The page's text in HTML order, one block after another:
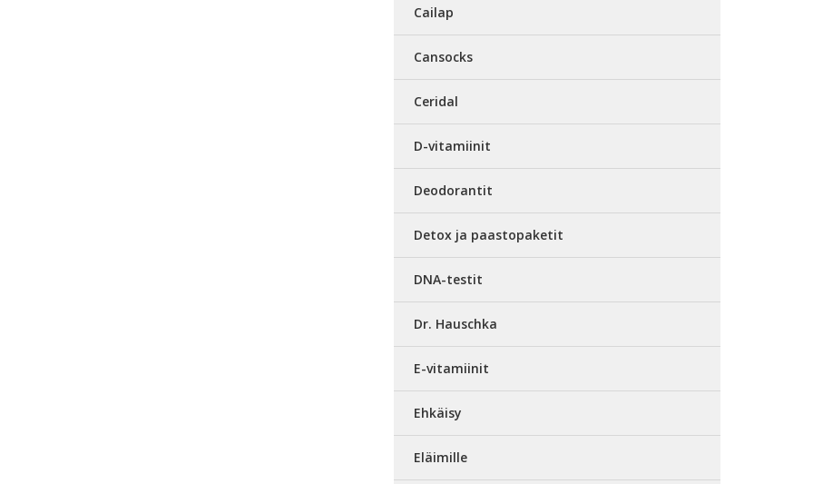
Cailap
Cansocks
Ceridal
D-vitamiinit
Deodorantit
Detox ja paastopaketit
DNA-testit
Dr. Hauschka
E-vitamiinit
Ehkäisy
Eläimille